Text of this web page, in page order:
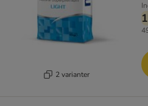
2 varianter